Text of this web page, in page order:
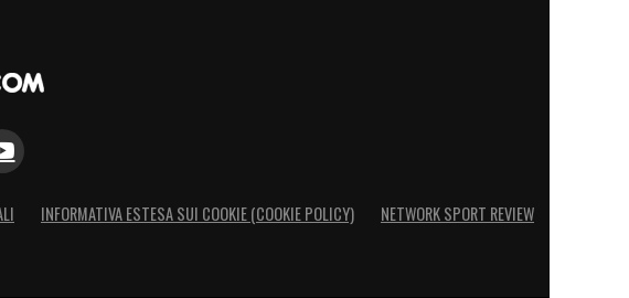
INFORMATIVA ESTESA SUI COOKIE (COOKIE POLICY) NETWORK SPORT REVIEW